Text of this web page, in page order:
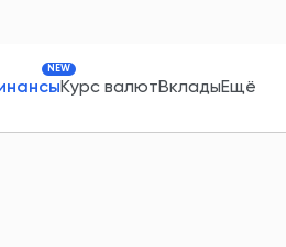
NEW
Курс валютВкладыЕщё